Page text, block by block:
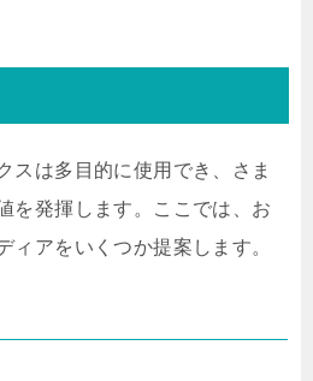
スは多目的に使用でき、さま
を発揮します。ここでは、お
ィアをいくつか提案します。